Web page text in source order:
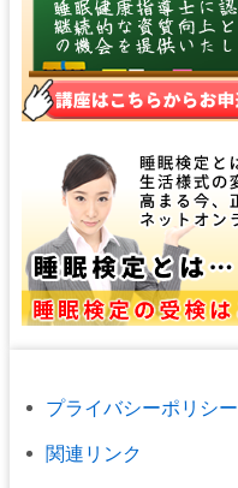
プライバシーポリシー
関連リンク